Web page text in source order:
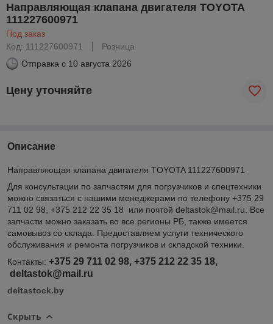
Направляющая клапана двигателя TOYOTA
111227600971
Под заказ
Код: 111227600971
Розница
Отправка с 10 августа 2026
Цену уточняйте
Описание
Направляющая клапана двигателя TOYOTA 111227600971
Для консультации по запчастям для погрузчиков и спецтехники
можно связаться с нашими менеджерами по телефону +375 29
711 02 98, +375 212 22 35 18 или почтой deltastok@mail.ru. Все
запчасти можно заказать во все регионы РБ, также имеется
самовывоз со склада. Предоставляем услуги технического
обслуживания и ремонта погрузчиков и складской техники.
Контакты: +375 29 711 02 98, +375 212 22 35 18,
deltastok@mail.ru
deltastock.by
Скрыть